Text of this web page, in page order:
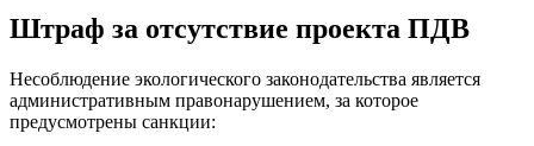
Штраф за отсутствие проекта ПДВ
Несоблюдение экологического законодательства является
административным правонарушением, за которое
предусмотрены санкции: